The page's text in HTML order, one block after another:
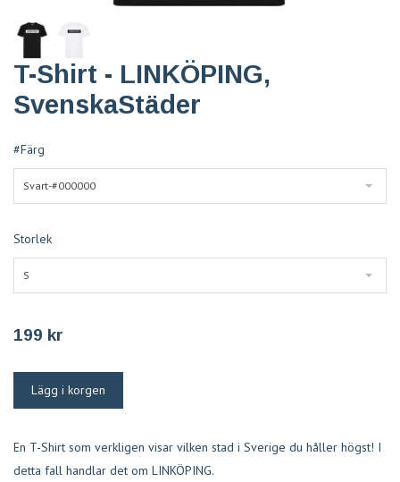
T-Shirt - LINKÖPING,
SvenskaStäder
#Färg
Svart-#000000
Storlek
S
199 kr
En T-Shirt som verkligen visar vilken stad i Sverige du håller högst! I
detta fall handlar det om LINKÖPING.